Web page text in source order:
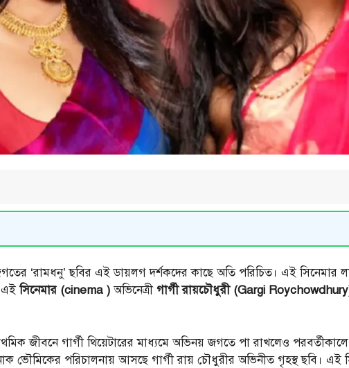
জগতের ‘রামধনু’ ছবির এই ডায়লগ দর্শকদের কাছে অতি পরিচিত। এই সিনেমার
এইসিনেমার (cinema )অভিনেত্রীগার্গী রায়চৌধুরী (Gargi
জীবনে গার্গী থিয়েটারের মাধ্যমে অভিনয় জগতে পা রাখলেও
ভৌমিকের পরিচালনায় আসছে গার্গী রায় চৌধুরীর অভিনীত গৃহস্থ ছবি। এই